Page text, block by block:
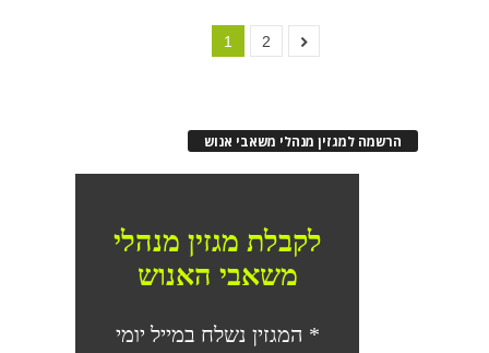
1 2
הרשמה למגזין מנהלי משאבי אנוש